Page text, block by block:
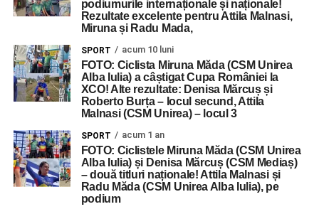
podiumurile internaționale și naționale!
Rezultate excelente pentru Attila Malnasi,
Miruna și Radu Mada,
SPORT acum 10 luni
FOTO: Ciclista Miruna Măda (CSM Unirea
Alba Iulia) a câștigat Cupa României la
XCO! Alte rezultate: Denisa Mărcuș și
Roberto Burța – locul secund, Attila
Malnasi (CSM Unirea) – locul 3
SPORT acum 1 an
FOTO: Ciclistele Miruna Măda (CSM Unirea
Alba Iulia) și Denisa Mărcuș (CSM Mediaș)
– două titluri naționale! Attila Malnasi și
Radu Măda (CSM Unirea Alba Iulia), pe
podium